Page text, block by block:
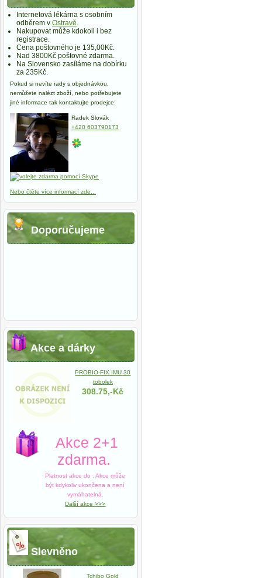
Internetová lékárna s osobním
odběrem v Ostravě.
Nakupovat může kdokoli i bez
registrace.
Cena poštovného je 135,00Kč.
Nad 3800Kč poštovné zdarma.
Na Slovensko zasíláme na dobírku
za 235Kč.
Pokud si nevíte rady s objednávkou,
nemůžete nalézt zboží, nebo potřebujete
jiné informace tak kontaktujte prodejce:
Radek Slovák
+420 603790173
Nebo čtěte více informací zde...
Doporučujeme
Akce a dárky
PROBIO-FIX IMU 30
tobolek
308.75,-Kč
Akce 2+1
zdarma.
Platnost akce do
. Akce může
být kdykoliv ukončena a není
vymáhatelná.
Další akce >>>
Slevněno
Tchibo Gold